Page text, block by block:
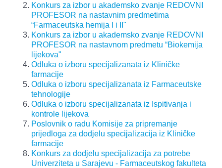
Konkurs za izbor u akademsko zvanje REDOVNI
PROFESOR na nastavnim predmetima
“Farmaceutska hemija I i II"
Konkurs za izbor u akademsko zvanje REDOVNI
PROFESOR na nastavnom predmetu “Biokemija
lijekova"
Odluka o izboru specijalizanata iz Kliničke
farmacije
Odluka o izboru specijalizanata iz Farmaceutske
tehnologije
Odluka o izboru specijalizanata iz Ispitivanja i
kontrole lijekova
Poslovnik o radu Komisije za pripremanje
prijedloga za dodjelu specijalizacija iz Kliničke
farmacije
Konkurs za dodjelu specijalizacija za potrebe
Univerziteta u Sarajevu - Farmaceutskog fakulteta